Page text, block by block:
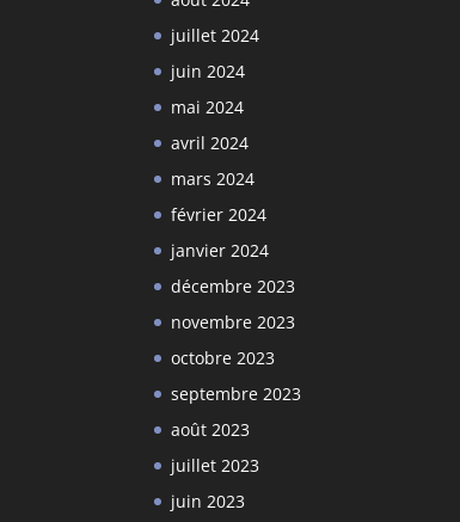
juillet 2024
juin 2024
mai 2024
avril 2024
mars 2024
février 2024
janvier 2024
décembre 2023
novembre 2023
octobre 2023
septembre 2023
août 2023
juillet 2023
juin 2023